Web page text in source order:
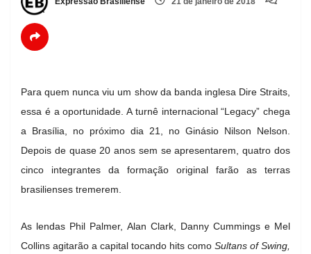
Para quem nunca viu um show da banda inglesa Dire Straits,
essa é a oportunidade. A turnê internacional “Legacy” chega
a Brasília, no próximo dia 21, no Ginásio Nilson Nelson.
Depois de quase 20 anos sem se apresentarem, quatro dos
cinco integrantes da formação original farão as terras
brasilienses tremerem.
As lendas Phil Palmer, Alan Clark, Danny Cummings e Mel
Collins agitarão a capital tocando hits como Sultans of Swing,